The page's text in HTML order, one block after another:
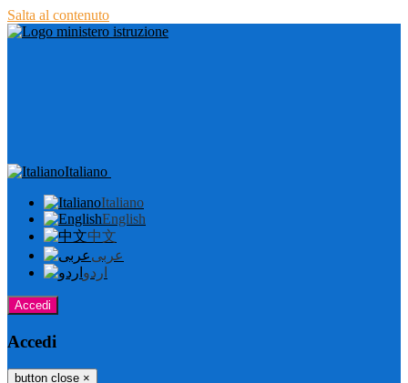
Salta al contenuto
Italiano
Italiano
English
中文
عربى
اردو
Accedi
Accedi
button close ×